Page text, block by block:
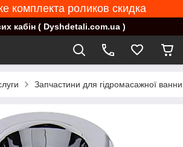
комплекта роликов скидка
кабін ( Dyshdetali.com.ua )
Запчастини для гідромасажної ванни